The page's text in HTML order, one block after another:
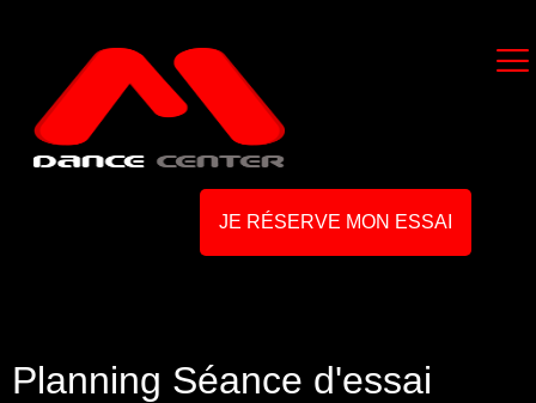
JE RÉSERVE MON ESSAI
Planning Séance d'essai